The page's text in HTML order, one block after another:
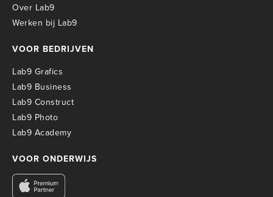
Over Lab9
Werken bij Lab9
VOOR BEDRIJVEN
Lab9 Grafics
Lab9 Business
Lab9 Construct
Lab9 Photo
Lab9 Academy
VOOR ONDERWIJS